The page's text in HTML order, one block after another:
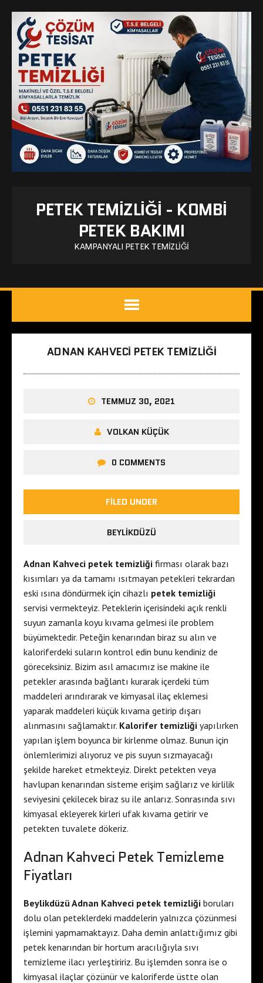
PETEK TEMIZLIĞI - KOMBI
PETEK BAKIMI
KAMPANYALI PETEK TEMIZLIĞI
ADNAN KAHVECI PETEK TEMIZLIĞI
TEMMUZ 30, 2021
VOLKAN KÜÇÜK
0 COMMENTS
FILED UNDER
BEYLIKDÜZÜ
Adnan Kahveci petek temizliği firması olarak bazı
kısımları ya da tamamı ısıtmayan petekleri tekrardan
eski ısına döndürmek için cihazlı petek temizliği
servisi vermekteyiz. Peteklerin içerisindeki açık renkli
suyun zamanla koyu kıvama gelmesi ile problem
büyümektedir. Peteğin kenarından biraz su alın ve
kaloriferdeki suların kontrol edin bunu kendiniz de
göreceksiniz. Bizim asıl amacımız ise makine ile
petekler arasında bağlantı kurarak içerdeki tüm
maddeleri arındırarak ve kimyasal ilaç eklemesi
yaparak maddeleri küçük kıvama getirip dışarı
alınmasını sağlamaktır. Kalorifer temizliği yapılırken
yapılan işlem boyunca bir kirlenme olmaz. Bunun için
önlemlerimizi alıyoruz ve pis suyun sızmayacağı
şekilde hareket etmekteyiz. Direkt petekten veya
havlupan kenarından sisteme erişim sağlarız ve kirlilik
seviyesini çekilecek biraz su ile anlarız. Sonrasında sıvı
kimyasal ekleyerek kirleri ufak kıvama getirir ve
petekten tuvalete dökeriz.
Adnan Kahveci Petek Temizleme
Fiyatları
Beylikdüzü Adnan Kahveci petek temizliği boruları
dolu olan peteklerdeki maddelerin yalnızca çözünmesi
işlemini yapmamaktayız. Daha demin anlattığımız gibi
petek kenarından bir hortum aracılığıyla sıvı
temizleme ilacı yerleştiririz. Bu işlemden sonra ise o
kimyasal ilaçlar çözünür ve kaloriferde üstte olan